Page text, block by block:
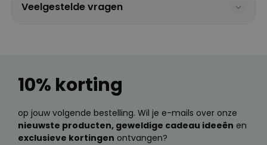
Veelgestelde vragen
10% korting
op jouw volgende bestelling. Wil je e-mails over onze
nieuwste producten, geweldige cadeau ideeën en
exclusieve kortingen ontvangen?